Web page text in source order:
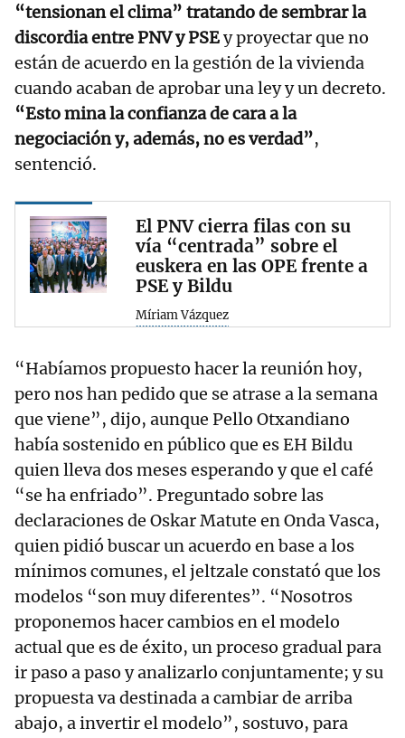
“tensionan el clima” tratando de sembrar la
discordia entre PNV y PSEy proyectar que no
están de acuerdo en la gestión de la vivienda
cuando acaban de aprobar una ley y un decreto.
“Esto mina la confianza de cara a la
negociación y, además, no es verdad”,
sentenció.
El PNV cierra filas con su
vía “centrada” sobre el
euskera en las OPE frente a
PSE y Bildu
Míriam Vázquez
“Habíamos propuesto hacer la reunión hoy,
pero nos han pedido que se atrase a la semana
que viene”, dijo, aunque Pello Otxandiano
había sostenido en público que es EH Bildu
quien lleva dos meses esperando y que el café
“se ha enfriado”. Preguntado sobre las
declaraciones de Oskar Matute en Onda Vasca,
quien pidió buscar un acuerdo en base a los
mínimos comunes, el jeltzale constató que los
modelos “son muy diferentes”. “Nosotros
proponemos hacer cambios en el modelo
actual que es de éxito, un proceso gradual para
ir paso a paso y analizarlo conjuntamente; y su
propuesta va destinada a cambiar de arriba
abajo, a invertir el modelo”, sostuvo, para